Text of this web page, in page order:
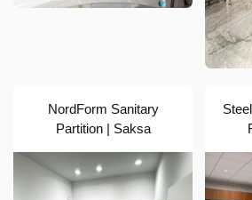
NordForm Sanitary
Partition | Saksa